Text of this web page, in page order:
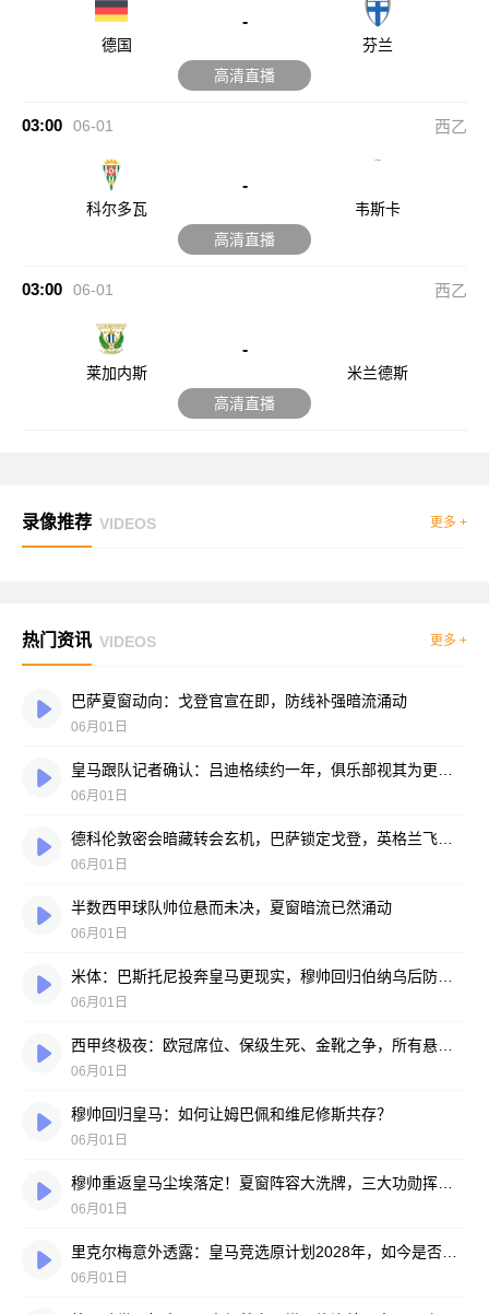
德国
-
芬兰
高清直播
03:00 06-01 西乙
科尔多瓦
-
韦斯卡
高清直播
03:00 06-01 西乙
莱加内斯
-
米兰德斯
高清直播
录像推荐 VIDEOS 更多 +
热门资讯 VIDEOS 更多 +
巴萨夏窗动向：戈登官宣在即，防线补强暗流涌动
06月01日
06月01日
06月01日
半数西甲球队帅位悬而未决，夏窗暗流已然涌动
06月01日
06月01日
06月01日
穆帅回归皇马：如何让姆巴佩和维尼修斯共存？
06月01日
06月01日
06月01日